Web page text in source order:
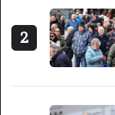
2